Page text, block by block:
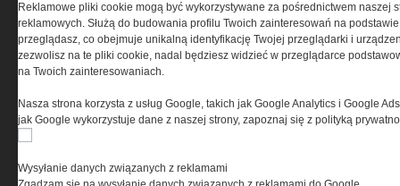
Ta witryna wykorzystuje pliki cookies do przechowywania
informacji na Twoim komputerze. Pliki cookies stosujemy
w celu świadczenia usług na najwyższym poziomie,
w tym w sposób dostosowany do indywidualnych potrzeb.
cookies oznacza, że będą one zamieszczane w Twoim
urządzeniu końcowym. W każdym momencie możesz
dokonać zmiany ustawień przeglądarki dotyczących
serwisu prosimy o zapoznanie się z naszą
prywatności
oraz informacją o cookies
Reklamowe pliki cookie mogą być wykorzystywane za pośrednictwem naszej
reklamowych. Służą do budowania profilu Twoich zainteresowań na
przeglądasz, co obejmuje unikalną identyfikację Twojej przeglądarki i
zezwolisz na te pliki cookie, nadal będziesz widzieć w przeglądarce
na Twoich zainteresowaniach.
Nasza strona korzysta z usług Google, takich jak Google Analytics i Google
jak Google wykorzystuje dane z naszej strony, zapoznaj się z polityką
Wysyłanie danych związanych z reklamami